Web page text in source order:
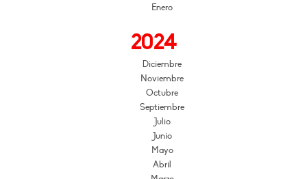
Enero
2024
Diciembre
Noviembre
Octubre
Septiembre
Julio
Junio
Mayo
Abril